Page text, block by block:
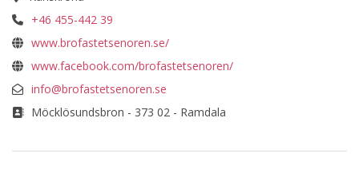
+46 455-442 39
www.brofastetsenoren.se/
www.facebook.com/brofastetsenoren/
info@brofastetsenoren.se
Möcklösundsbron - 373 02 - Ramdala